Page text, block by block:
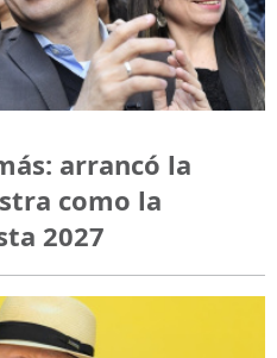
arrancó la
como la
2027